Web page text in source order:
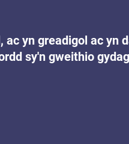
yn greadigol ac yn
sy'n gweithio